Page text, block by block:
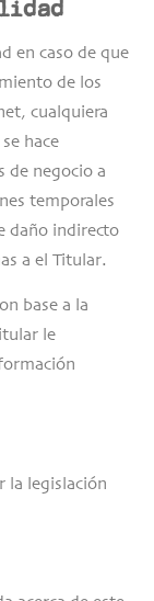
en caso de que
de los
cualquiera
hace
de negocio a
temporales
daño indirecto
a el Titular.
base a la
le
la legislación